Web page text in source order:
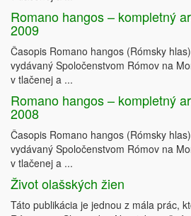
Romano hangos – kompletný
2009
Časopis Romano hangos (Rómsky
vydávaný Spoločenstvom Rómov na
v tlačenej a ...
Romano hangos – kompletný
2008
Časopis Romano hangos (Rómsky
vydávaný Spoločenstvom Rómov na
v tlačenej a ...
Život olašských žien
Táto publikácia je jednou z mála prác,